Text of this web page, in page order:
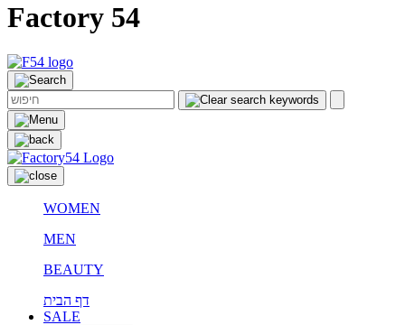
Factory 54
WOMEN
MEN
BEAUTY
דף הבית
SALE